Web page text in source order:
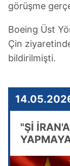
görüşme
Boeing Üst
Çin
bildirilmişti.
"Şİ